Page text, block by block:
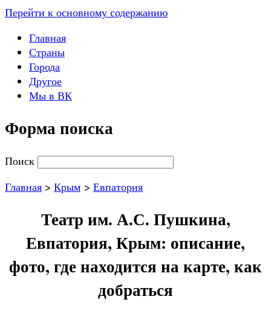
Перейти к основному содержанию
Главная
Страны
Города
Другое
Мы в ВК
Форма поиска
Поиск
Главная > Крым > Евпатория
Театр им. А.С. Пушкина,
Евпатория, Крым: описание,
фото, где находится на карте, как
добраться